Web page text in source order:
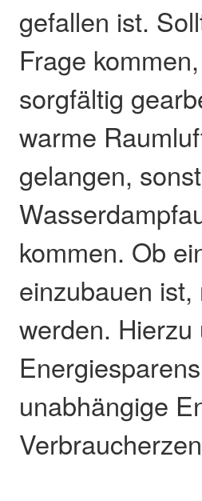
gefallen ist.
Frage
sorgfältig
warme
gelangen,
kommen. Ob
einzubauen
werden.
unabhängige